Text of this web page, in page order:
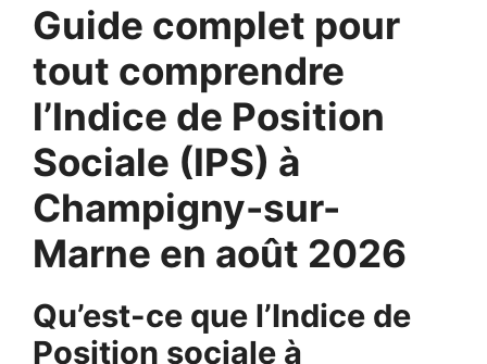
Guide complet pour
tout comprendre
l’Indice de Position
Sociale (IPS) à
Champigny-sur-
Marne en août 2026
Qu’est-ce que l’Indice de
Position sociale à